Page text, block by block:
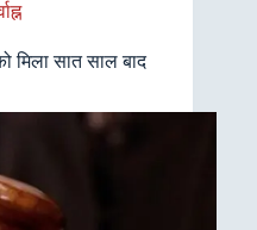
मिला सात साल बाद